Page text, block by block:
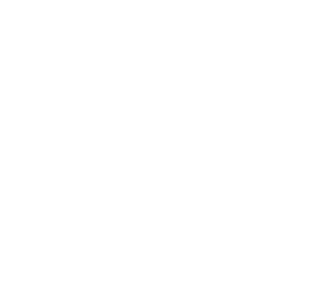
est réputée acquise dès lors que le Client a coché la case
ou être titulaire d’une autorisation parentale lui
justifierait pas de cette autorisation. L’accès au Site est
LVA et sous réserve des éventuelles pannes et
connexion au Site via un Compte Personnel sera présumée
des Services du Site, l’accès à l’Internet ou les frais de
impliquant l’utilisation d’un identifiant et d’un mot de